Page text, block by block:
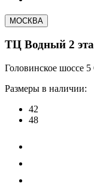
МОСКВА
ТЦ Водный 2
Головинское шоссе
Размеры в наличии:
42
48